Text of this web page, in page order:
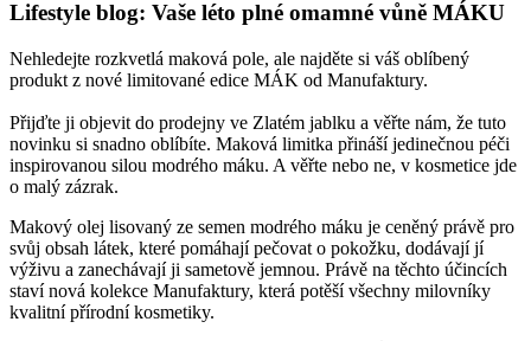
Lifestyle blog: Vaše léto plné omamné vůně MÁKU
Nehledejte rozkvetlá maková pole, ale najděte si váš oblíbený
produkt z nové limitované edice MÁK od Manufaktury.
Přijďte ji objevit do prodejny ve Zlatém jablku a věřte nám, že tuto
novinku si snadno oblíbíte. Maková limitka přináší jedinečnou péči
inspirovanou silou modrého máku. A věřte nebo ne, v kosmetice jde
o malý zázrak.
Makový olej lisovaný ze semen modrého máku je ceněný právě pro
svůj obsah látek, které pomáhají pečovat o pokožku, dodávají jí
výživu a zanechávají ji sametově jemnou. Právě na těchto účincích
staví nová kolekce Manufaktury, která potěší všechny milovníky
kvalitní přírodní kosmetiky.